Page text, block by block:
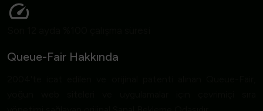
Queue-Fair Hakkında